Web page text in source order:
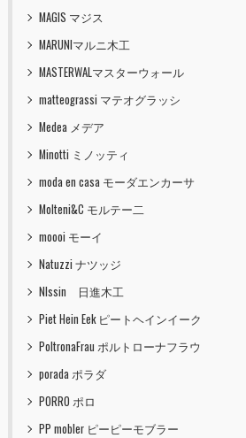
MAGIS マジス
MARUNIマルニ木工
MASTERWALマスターウォール
matteograssi マテオグラッシ
Medea メデア
Minotti ミノッティ
moda en casa モーダエンカーサ
Molteni&C モルテー二
moooi モーイ
Natuzzi ナツッジ
NIssin 日進木工
Piet Hein Eek ピートヘインイーク
PoltronaFrau ポルトローナフラウ
porada ポラダ
PORRO ポロ
PP mobler ピーピーモブラー